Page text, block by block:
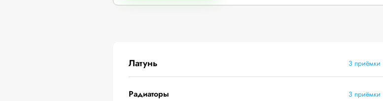
Латунь 3 приёмки
Радиаторы
3 приёмки